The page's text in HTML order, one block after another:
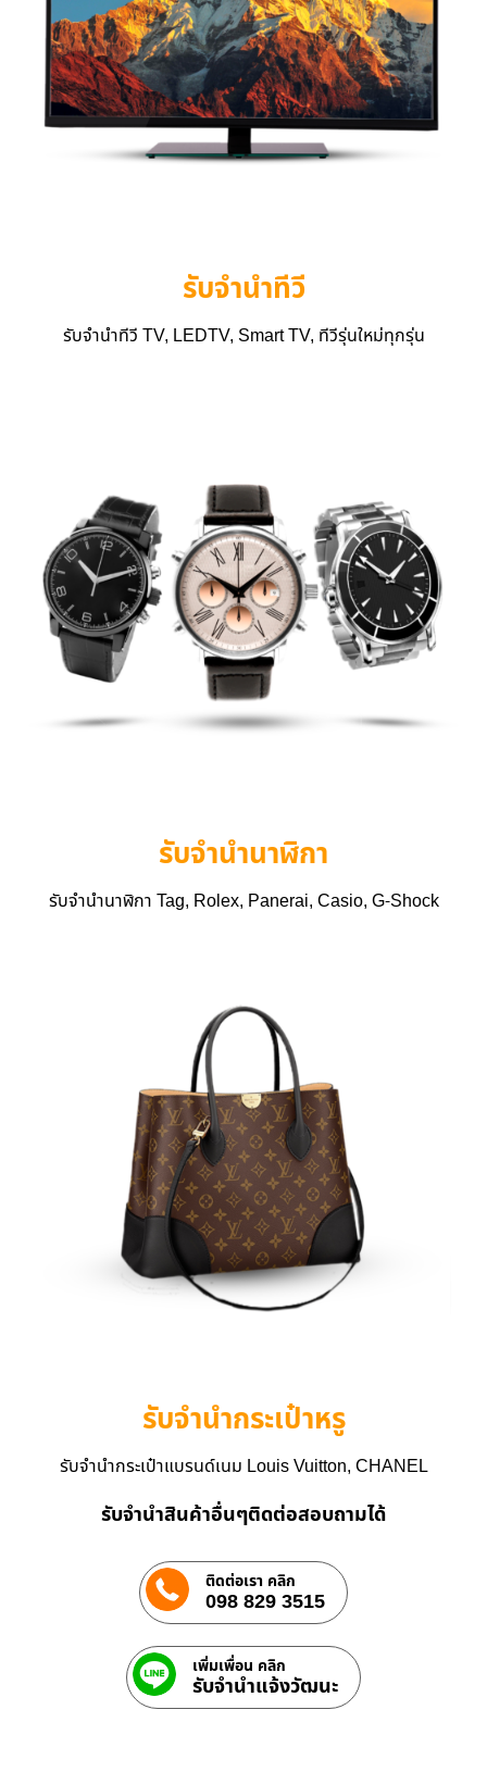
รับจำนำทีวี
รับจำนำทีวี TV, LEDTV, Smart TV, ทีวีรุ่นใหม่ทุกรุ่น
รับจำนำนาฬิกา
รับจำนำนาฬิกา Tag, Rolex, Panerai, Casio, G-Shock
รับจำนำกระเป๋าหรู
รับจำนำกระเป๋าแบรนด์เนม Louis Vuitton, CHANEL
รับจำนำสินค้าอื่นๆติดต่อสอบถามได้
ติดต่อเรา คลิก
098 829 3515
เพิ่มเพื่อน คลิก
รับจํานําแจ้งวัฒนะ